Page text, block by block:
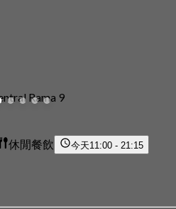
Rama 9
休閒餐飲 今天11:00 - 21:15